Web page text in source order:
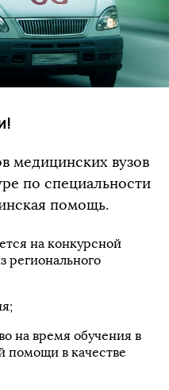
медицинских вузов
по специальности
помощь.
на конкурсной
регионального
на время обучения в
помощи в качестве